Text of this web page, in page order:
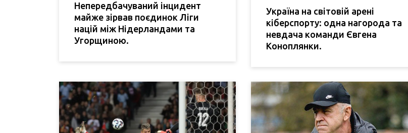
Непередбачуваний інцидент
майже зірвав поєдинок Ліги
націй між Нідерландами та
Угорщиною.
Україна на світовій арені
кіберспорту: одна нагорода та
невдача команди Євгена
Коноплянки.